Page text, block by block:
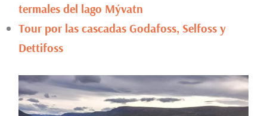
termales del lago Mývatn
Tour por las cascadas Godafoss, Selfoss y
Dettifoss